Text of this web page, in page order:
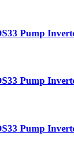
Pump
Pump
Pump